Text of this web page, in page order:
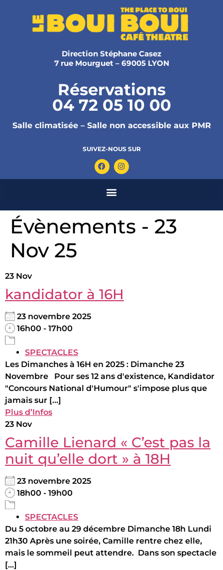
Direction Stéphane Casez
7 rue Mourguet – 69005 LYON
Réservations
04 72 05 10 00
Salle climatisée – Salle non accessible aux PMR
SUIVEZ-NOUS SUR
Évènements - 23
Nov 25
23 Nov
kandidator à 16H
23 novembre 2025
16h00 - 17h00
SPECTACLES
Les Dimanches à 16H en 2025 : Dimanche 23
Novembre Pour ses 12 ans d'existence, Kandidator
"Concours National d'Humour" s'impose plus que
jamais sur [...]
Plus d’Infos
23 Nov
Camille Lienard « C’est pas la
nuit qu’elle dort » à 18H
23 novembre 2025
18h00 - 19h00
SPECTACLES
Du 5 octobre au 29 décembre Dimanche 18h Lundi
21h30 Après une soirée, Camille rentre chez elle,
mais le sommeil peut attendre. Dans son spectacle
[...]